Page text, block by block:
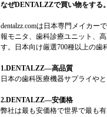
なぜDENTALZZで買い物をする。
dentalzz.comは日本専門メイカ
報モニタ、歯科診療ユニット、
す。日本向け厳選700種以上の歯
1.DENTALZZ―高品質
日本の歯科医療機器サプライや
2.DENTALZZ―安価格
弊社は最も安価格で世界で最も